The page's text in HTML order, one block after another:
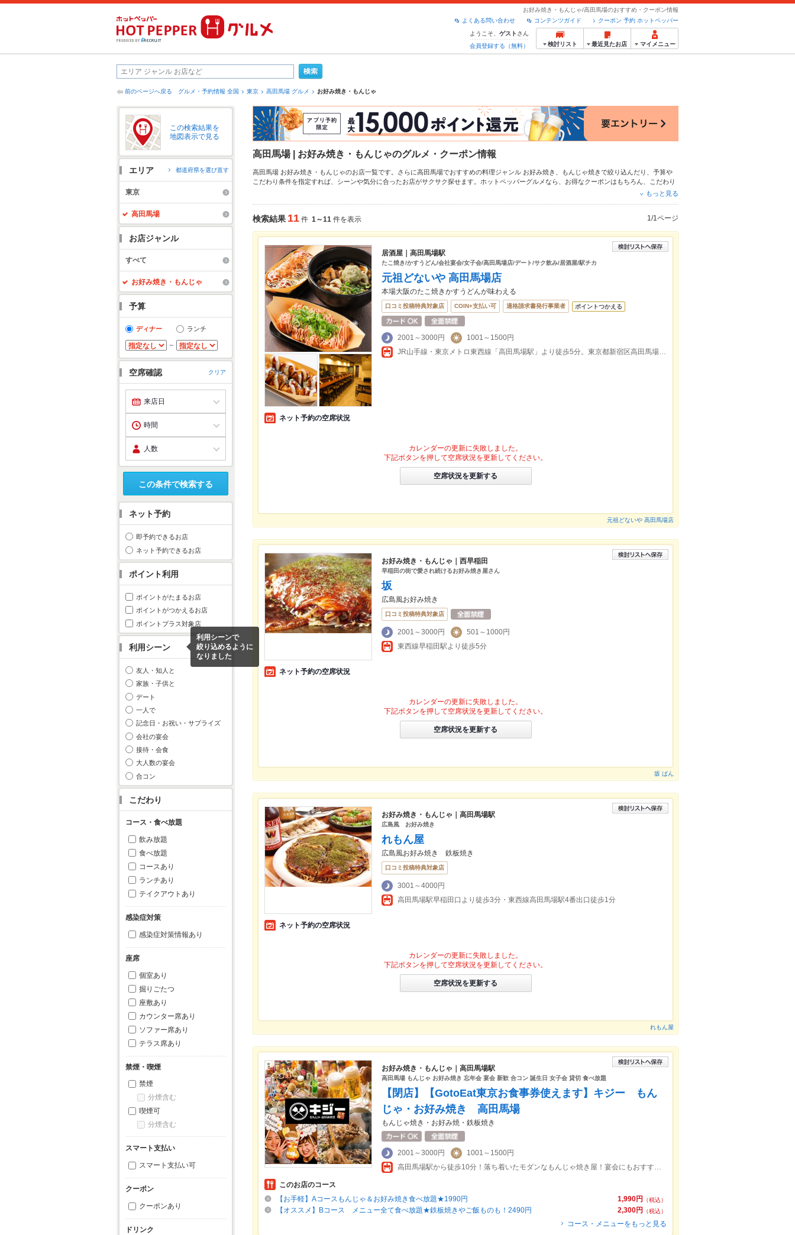
お好み焼き・もんじゃ/高田馬場のおすすめ・クーポン情報
クーポン 予約 ホットペッパー
コンテンツガイド
よくある問い合わせ
ようこそ、 ゲスト さん
会員登録する（無料）
検討リスト 最近見たお店 マイメニュー
前のページへ戻る グルメ・予約情報 全国 東京 高田馬場 グルメ お好み焼き・もんじゃ
この検索結果を
地図表示で見る
エリア 都道府県を選び直す
東京
高田馬場
お店ジャンル
すべて
お好み焼き・もんじゃ
予算
ディナー ランチ
～
空席確認 クリア
この条件で検索する
ネット予約
即予約できるお店
ネット予約できるお店
ポイント利用
ポイントがたまるお店
ポイントがつかえるお店
ポイントプラス対象店
利用シーン
利用シーンで
絞り込めるように
なりました
友人・知人と
家族・子供と
デート
一人で
記念日・お祝い・サプライズ
会社の宴会
接待・会食
大人数の宴会
合コン
こだわり
コース・食べ放題
飲み放題
食べ放題
コースあり
ランチあり
テイクアウトあり
感染症対策
感染症対策情報あり
座席
個室あり
掘りごたつ
座敷あり
カウンター席あり
ソファー席あり
テラス席あり
禁煙・喫煙
禁煙
分煙含む
喫煙可
分煙含む
スマート支払い
スマート支払い可
クーポン
クーポンあり
ドリンク
高田馬場 | お好み焼き・もんじゃのグルメ・クーポン情報
高田馬場 お好み焼き・もんじゃのお店一覧です。さらに高田馬場でおすすめの料理ジャンル お好み焼き もんじゃ焼きで絞り込んだり、予算や
こだわり条件を指定すれば、シーンや気分に合ったお店がサクサク探せます。ホットペッパーグルメなら、お得なクーポンはもちろん、こだわり
メニューや季節のおすすめ料理など、お店の最新情報をご紹介しているので安心！24時間使える簡単便利なネット予約が使えるお店も拡大中で
もっと見る
検索結果 11 件 1～11 件を表示 1/1ページ
居酒屋｜高田馬場駅
たこ焼き/かすうどん/会社宴会/女子会/高田馬場店/デート/サク飲み/居酒屋/駅チカ
元祖どないや 高田馬場店
本場大阪のたこ焼きかすうどんが味わえる
口コミ投稿特典対象店 COIN+支払い可 適格請求書発行事業者 ポイントつかえる
2001～3000円
1001～1500円
JR山手線・東京メトロ東西線「高田馬場駅」より徒歩5分。東京都新宿区高田馬場2-2-2、翌5時まで営業。
ネット予約の空席状況
カレンダーの更新に失敗しました。
下記ボタンを押して空席状況を更新してください。
空席状況を更新する
元祖どないや 高田馬場店
お好み焼き・もんじゃ｜西早稲田
早稲田の街で愛され続けるお好み焼き屋さん
坂
広島風お好み焼き
口コミ投稿特典対象店
2001～3000円
501～1000円
東西線早稲田駅より徒歩5分
ネット予約の空席状況
カレンダーの更新に失敗しました。
下記ボタンを押して空席状況を更新してください。
空席状況を更新する
坂 ばん
お好み焼き・もんじゃ｜高田馬場駅
広島風 お好み焼き
れもん屋
広島風お好み焼き 鉄板焼き
口コミ投稿特典対象店
3001～4000円
高田馬場駅早稲田口より徒歩3分・東西線高田馬場駅4番出口徒歩1分
ネット予約の空席状況
カレンダーの更新に失敗しました。
下記ボタンを押して空席状況を更新してください。
空席状況を更新する
れもん屋
お好み焼き・もんじゃ｜高田馬場駅
高田馬場 もんじゃ お好み焼き 忘年会 宴会 新歓 合コン 誕生日 女子会 貸切 食べ放題
【閉店】【GotoEat東京お食事券使えます】キジー もん
じゃ・お好み焼き 高田馬場
もんじゃ焼き・お好み焼・鉄板焼き
2001～3000円
1001～1500円
高田馬場駅から徒歩10分！落ち着いたモダンなもんじゃ焼き屋！宴会にもおすすめ!!ご予約お待ちしております♪
このお店のコース
1,990円
（税込）
【お手軽】Aコースもんじゃ＆お好み焼き食べ放題★1990円
2,300円
（税込）
【オススメ】Bコース メニュー全て食べ放題★鉄板焼きやご飯ものも！2490円
コース・メニューをもっと見る